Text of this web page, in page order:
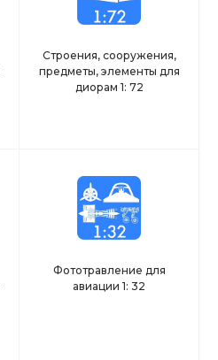
Строения, сооружения,
предметы, элементы для
диорам 1: 72
Фототравление для
авиации 1: 32